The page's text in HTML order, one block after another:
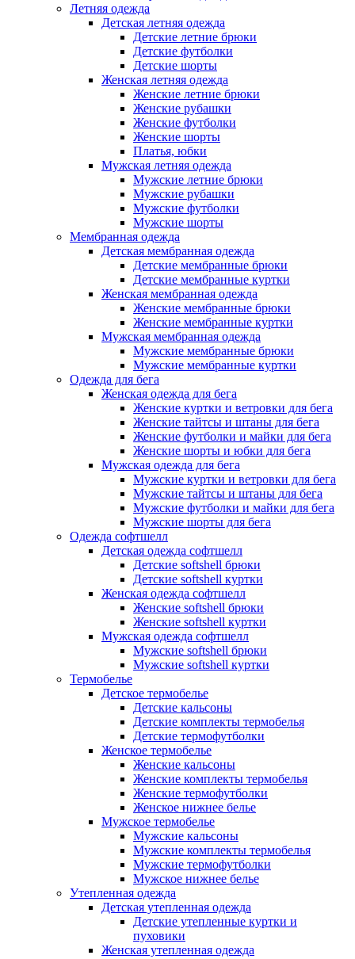
Летняя одежда
Детская летняя одежда
Детские летние брюки
Детские футболки
Детские шорты
Женская летняя одежда
Женские летние брюки
Женские рубашки
Женские футболки
Женские шорты
Платья, юбки
Мужская летняя одежда
Мужские летние брюки
Мужские рубашки
Мужские футболки
Мужские шорты
Мембранная одежда
Детская мембранная одежда
Детские мембранные брюки
Детские мембранные куртки
Женская мембранная одежда
Женские мембранные брюки
Женские мембранные куртки
Мужская мембранная одежда
Мужские мембранные брюки
Мужские мембранные куртки
Одежда для бега
Женская одежда для бега
Женские куртки и ветровки для бега
Женские тайтсы и штаны для бега
Женские футболки и майки для бега
Женские шорты и юбки для бега
Мужская одежда для бега
Мужские куртки и ветровки для бега
Мужские тайтсы и штаны для бега
Мужские футболки и майки для бега
Мужские шорты для бега
Одежда софтшелл
Детская одежда софтшелл
Детские softshell брюки
Детские softshell куртки
Женская одежда софтшелл
Женские softshell брюки
Женские softshell куртки
Мужская одежда софтшелл
Мужские softshell брюки
Мужские softshell куртки
Термобелье
Детское термобелье
Детские кальсоны
Детские комплекты термобелья
Детские термофутболки
Женское термобелье
Женские кальсоны
Женские комплекты термобелья
Женские термофутболки
Женское нижнее белье
Мужское термобелье
Мужские кальсоны
Мужские комплекты термобелья
Мужские термофутболки
Мужское нижнее белье
Утепленная одежда
Детская утепленная одежда
Детские утепленные куртки и
пуховики
Женская утепленная одежда